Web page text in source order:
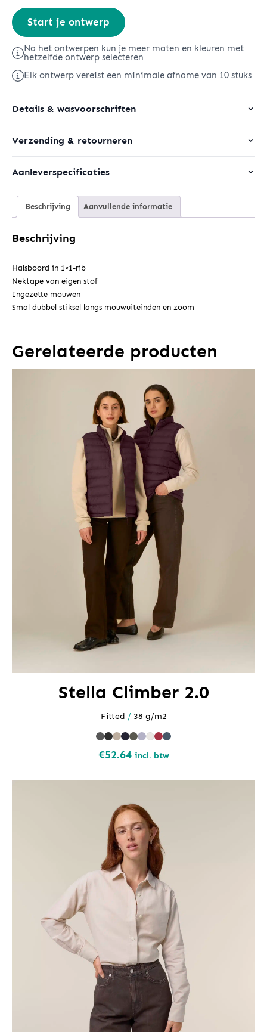
Stella
Isla
aantal
Start je ontwerp
Na het ontwerpen kun je meer maten en kleuren met
hetzelfde ontwerp selecteren
Elk ontwerp vereist een minimale afname van 10 stuks
Details & wasvoorschriften
Verzending & retourneren
Aanleverspecificaties
Beschrijving Aanvullende informatie
Beschrijving
Halsboord in 1×1-rib
Nektape van eigen stof
Ingezette mouwen
Smal dubbel stiksel langs mouwuiteinden en zoom
Gerelateerde producten
Stella Climber 2.0
Fitted / 38 g/m2
€52.64 incl. btw